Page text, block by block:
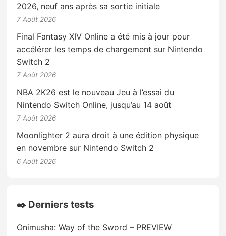
2026, neuf ans après sa sortie initiale
7 Août 2026
Final Fantasy XIV Online a été mis à jour pour
accélérer les temps de chargement sur Nintendo
Switch 2
7 Août 2026
NBA 2K26 est le nouveau Jeu à l’essai du
Nintendo Switch Online, jusqu’au 14 août
7 Août 2026
Moonlighter 2 aura droit à une édition physique
en novembre sur Nintendo Switch 2
6 Août 2026
✒️ Derniers tests
Onimusha: Way of the Sword – PREVIEW